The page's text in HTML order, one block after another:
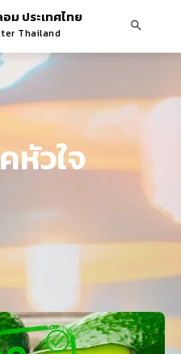
ม ประเทศไทย
Thailand
หัวใจ